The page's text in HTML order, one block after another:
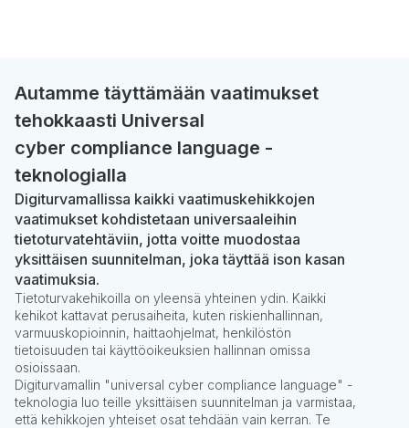
Autamme täyttämään vaatimukset
tehokkaasti Universal
cyber compliance language -
teknologialla
Digiturvamallissa kaikki vaatimuskehikkojen
vaatimukset kohdistetaan universaaleihin
tietoturvatehtäviin, jotta voitte muodostaa
yksittäisen suunnitelman, joka täyttää ison kasan
vaatimuksia.
Tietoturvakehikoilla on yleensä yhteinen ydin. Kaikki
kehikot kattavat perusaiheita, kuten riskienhallinnan,
varmuuskopioinnin, haittaohjelmat, henkilöstön
tietoisuuden tai käyttöoikeuksien hallinnan omissa
osioissaan.
Digiturvamallin "universal cyber compliance language" -
teknologia luo teille yksittäisen suunnitelman ja varmistaa,
että kehikkojen yhteiset osat tehdään vain kerran. Te